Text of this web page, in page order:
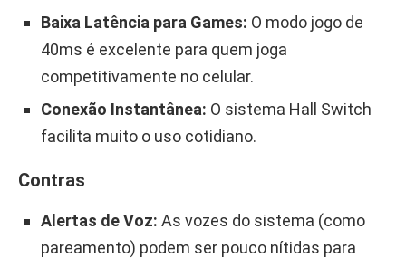
Baixa Latência para Games: O modo jogo de
40ms é excelente para quem joga
competitivamente no celular.
Conexão Instantânea: O sistema Hall Switch
facilita muito o uso cotidiano.
Contras
Alertas de Voz: As vozes do sistema (como
pareamento) podem ser pouco nítidas para